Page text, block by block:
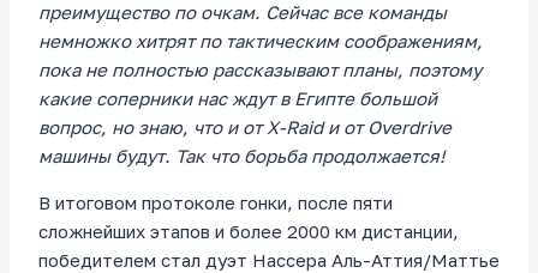
преимущество по очкам. Сейчас все команды
немножко хитрят по тактическим соображениям,
пока не полностью рассказывают планы, поэтому
какие соперники нас ждут в Египте большой
вопрос, но знаю, что и от X-Raid и от Overdrive
машины будут. Так что борьба продолжается!
В итоговом протоколе гонки, после пяти
сложнейших этапов и более 2000 км дистанции,
победителем стал дуэт Нассера Аль-Аттия/Маттье